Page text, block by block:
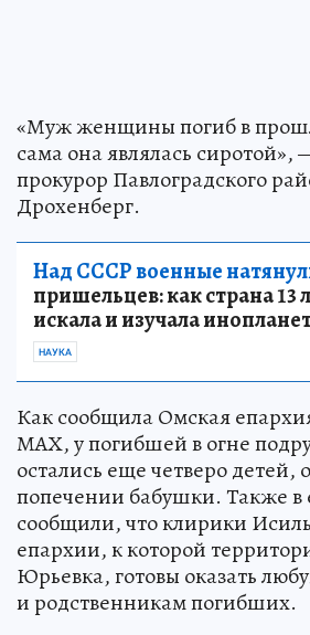
«Муж женщины погиб в
сама она являлась сиротой»,
прокурор Павлоградского
Дрохенберг.
Над СССР военные
пришельцев: как страна 13
искала и изучала
НАУКА
Как сообщила Омская
МАХ, у погибшей в огне
остались еще четверо детей,
попечении бабушки. Также в
сообщили, что клирики
епархии, к которой
Юрьевка, готовы оказать
и родственникам погибших.